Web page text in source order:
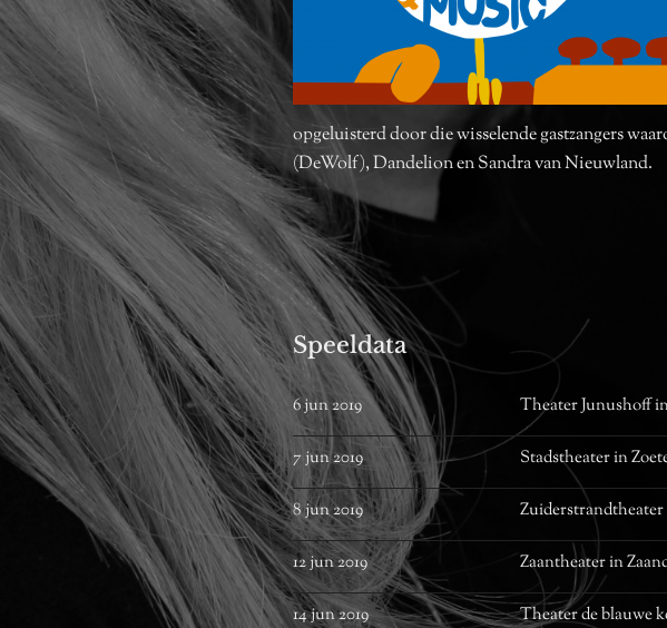
opgeluisterd door die wisselende gastzangers
(DeWolf), Dandelion en Sandra van Nieuwland.
Speeldata
6 jun 2019 Theater Junushoff
7 jun 2019 Stadstheaterin
8 jun 2019 Zuiderstrandtheater
12 jun 2019 Zaantheaterin
14 jun 2019 Theater de blauwe